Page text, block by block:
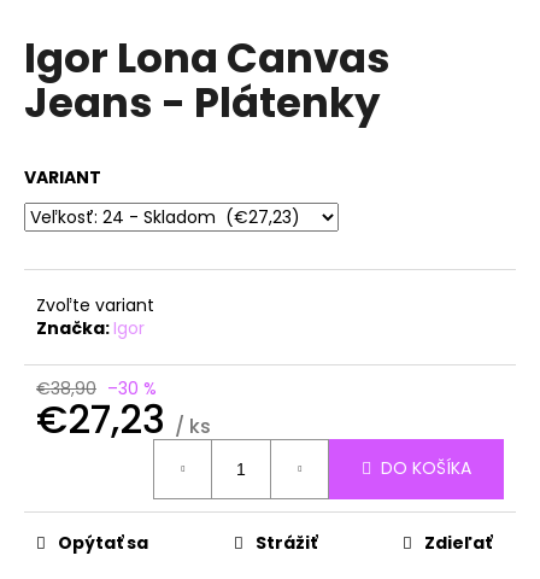
Igor Lona Canvas
Jeans - Plátenky
VARIANT
Zvoľte variant
Značka:Igor
€38,90 –30 %
€27,23 / ks
DO KOŠÍKA
Opýtať sa Strážiť Zdieľať
j
s
ť
O
d
ú
č